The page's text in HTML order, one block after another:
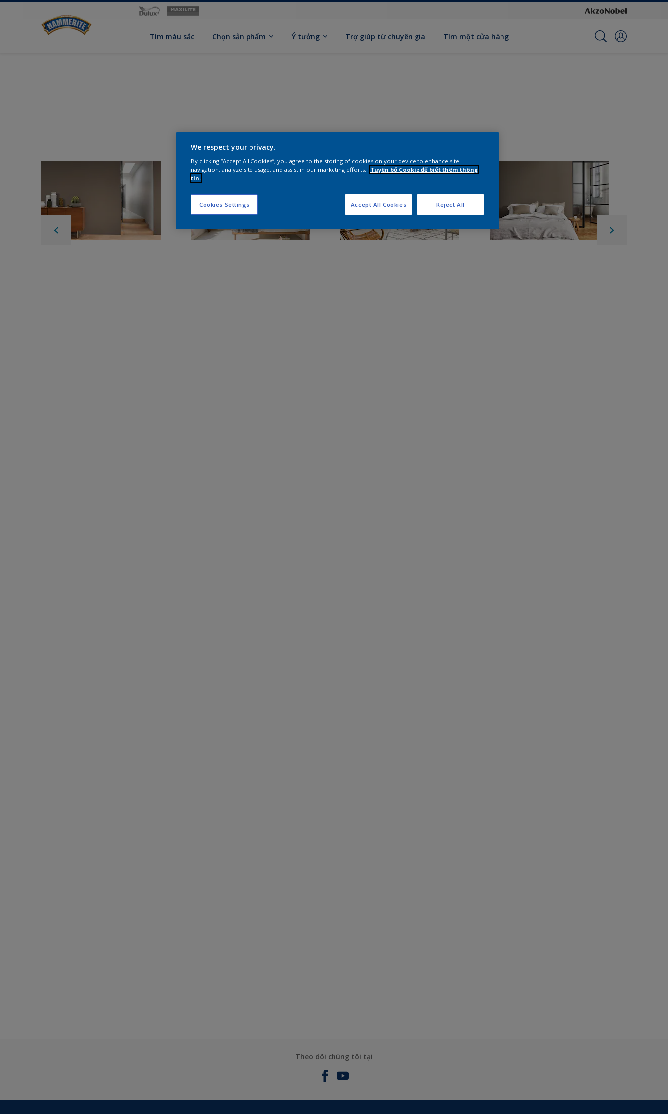
Tìm màu sắc Chọn sản phẩm Ý tưởng Trợ giúp từ chuyên gia Tìm một cửa hàng
Theo dõi chúng tôi tại
We respect your privacy.
By clicking “Accept All Cookies”, you agree to the storing of cookies on your device to enhance site
navigation, analyze site usage, and assist in our marketing efforts.
Tuyên bố Cookie để biết thêm thông
tin.
Reject All
Accept All Cookies
Cookies Settings